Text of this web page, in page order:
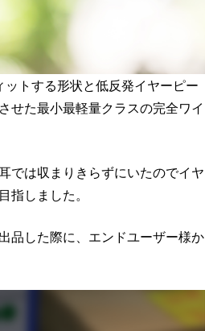
トする形状と低反発イヤーピー
せた最小最軽量クラスの完全ワイ
では収まりきらずにいたのでイヤ
指しました。
品した際に、エンドユーザー様か